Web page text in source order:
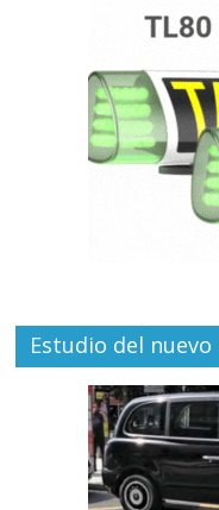
Estudio del